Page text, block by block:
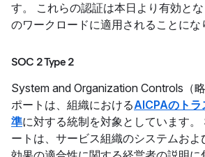
す。 これらの認証は本日より有効と
のワークロードに適用されることにな
SOC 2 Type 2
System and Organization Controls（
ポートは、組織におけるAICPAのトラ
準に対する統制を対象としています。
ートは、サービス組織のシステムお